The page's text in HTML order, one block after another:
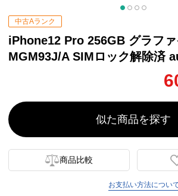
中古Aランク
iPhone12 Pro 256GB グラファ
MGM93J/A SIMロック解除済
似た商品を探す
商品比較
お支払い方法につい